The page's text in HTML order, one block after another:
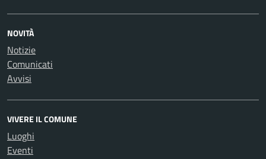
NOVITÀ
Notizie
Comunicati
Avvisi
VIVERE IL COMUNE
Luoghi
Eventi